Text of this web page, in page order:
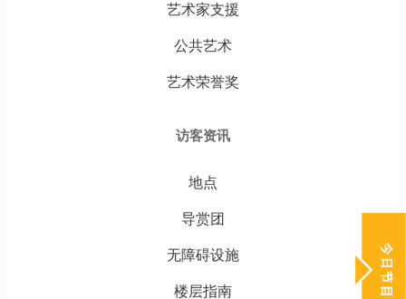
艺术家支援
公共艺术
艺术荣誉奖
访客资讯
地点
导赏团
无障碍设施
楼层指南